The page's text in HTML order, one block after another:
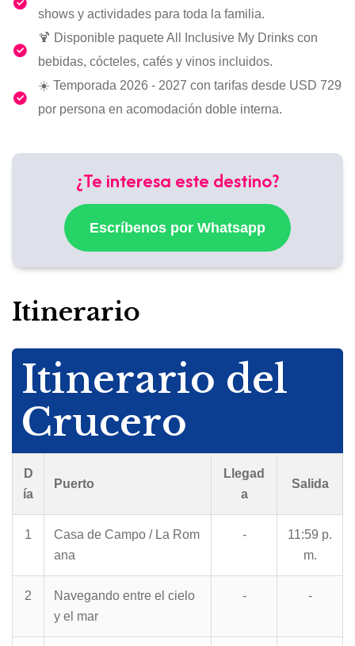
shows y actividades para toda la familia.
🍹 Disponible paquete All Inclusive My Drinks con
bebidas, cócteles, cafés y vinos incluidos.
☀️ Temporada 2026 - 2027 con tarifas desde USD 729
por persona en acomodación doble interna.
¿Te interesa este destino?
Escríbenos por Whatsapp
Itinerario
Itinerario del
Crucero
D
ía
Puerto
Llegad
a
Salida
1
Casa de Campo / La Rom
ana
-
11:59 p.
m.
2
Navegando entre el cielo
y el mar
- -